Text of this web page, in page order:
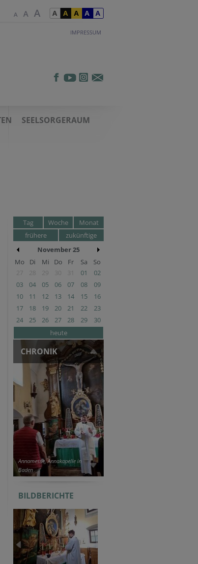
IMPRESSUM
SEELSORGERAUM
Tag Woche
Monat
frühere
zukünftige
November 25
Mo
Di Mi Do Fr Sa
So
27
28 29 30 31 01
02
03
04 05 06 07 08
09
10
11 12 13 14 15
16
17
18 19 20 21 22
23
24
25 26 27 28 29
30
heute
CHRONIK
Annamesse, Annakapelle in
Baden
BILDBERICHTE